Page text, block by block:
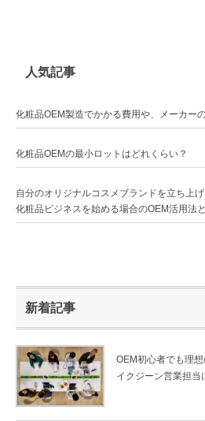
人気記事
化粧品OEM製造でかかる費用や、メーカー
化粧品OEMの最小ロットはどれくらい？
自分のオリジナルコスメブランドを立ち上げ
化粧品ビジネスを始める場合のOEM活用法
新着記事
OEM初心者でも理
イクジーン営業担当